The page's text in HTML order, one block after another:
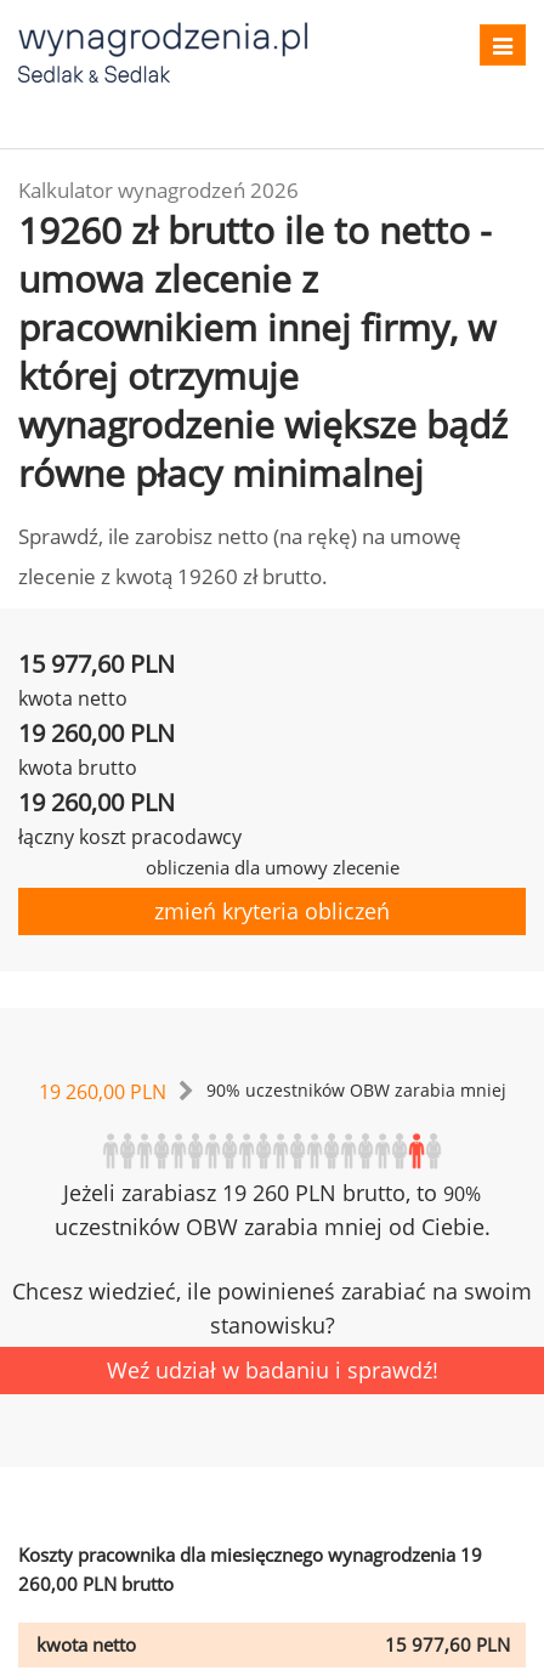
Kalkulator wynagrodzeń 2026
19260 zł brutto ile to netto -
umowa zlecenie z
pracownikiem innej firmy, w
której otrzymuje
wynagrodzenie większe bądź
równe płacy minimalnej
Sprawdź, ile zarobisz netto (na rękę) na umowę
zlecenie z kwotą 19260 zł brutto.
15 977,60 PLN
kwota netto
19 260,00 PLN
kwota brutto
19 260,00 PLN
łączny koszt pracodawcy
obliczenia dla umowy zlecenie
zmień kryteria obliczeń
19 260,00 PLN 90% uczestników OBW zarabia mniej
Jeżeli zarabiasz 19 260 PLN brutto, to 90%
uczestników OBW zarabia mniej od Ciebie.
Chcesz wiedzieć, ile powinieneś zarabiać na swoim
stanowisku?
Weź udział w badaniu i sprawdź!
Koszty pracownika dla miesięcznego wynagrodzenia 19
260,00 PLN brutto
kwota netto
15 977,60 PLN